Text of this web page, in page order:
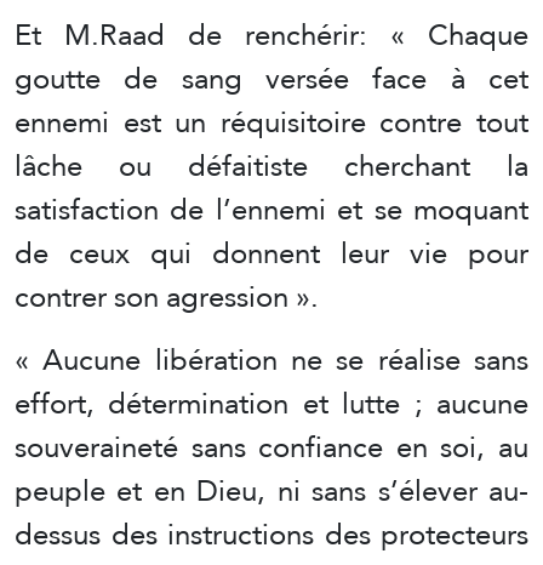
Et M.Raad de renchérir: « Chaque
goutte de sang versée face à cet
ennemi est un réquisitoire contre tout
lâche ou défaitiste cherchant la
satisfaction de l’ennemi et se moquant
de ceux qui donnent leur vie pour
contrer son agression ».
« Aucune libération ne se réalise sans
effort, détermination et lutte ; aucune
souveraineté sans confiance en soi, au
peuple et en Dieu, ni sans s’élever au-
dessus des instructions des protecteurs